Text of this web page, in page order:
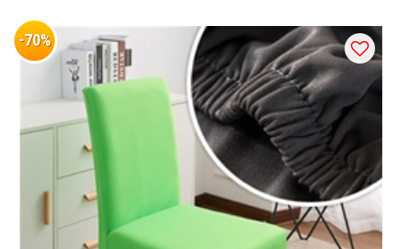
-70%